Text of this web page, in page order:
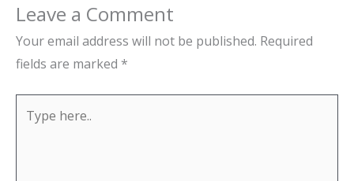
Leave a Comment
Your email address will not be published. Required
fields are marked *
here..